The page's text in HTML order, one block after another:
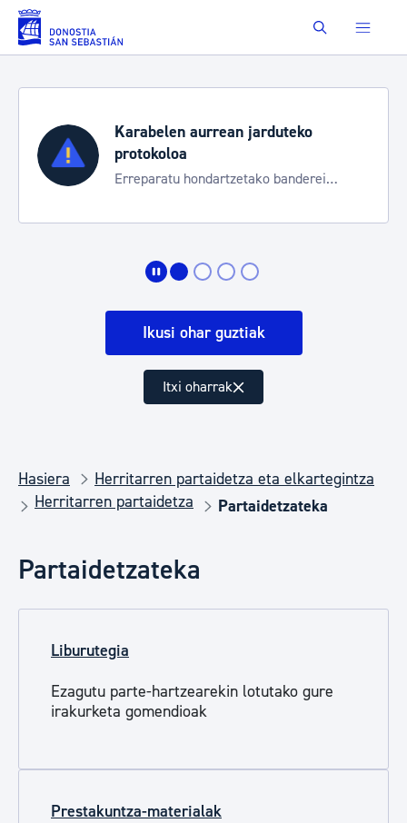
Eduki nagusira joan Buscar
Karabelen aurrean jarduteko
protokoloa
Erreparatu hondartzetako banderei
Ikusi ohar guztiak
Itxi oharrak
Hasiera
Herritarren partaidetza eta elkartegintza
Herritarren partaidetza
Partaidetzateka
Partaidetzateka
Liburutegia
Ezagutu parte-hartzearekin lotutako gure
irakurketa gomendioak
Prestakuntza-materialak